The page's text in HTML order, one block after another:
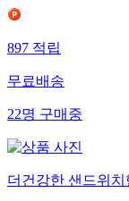
897적립
무료배송
22명구매중
더건강한 샌드위치